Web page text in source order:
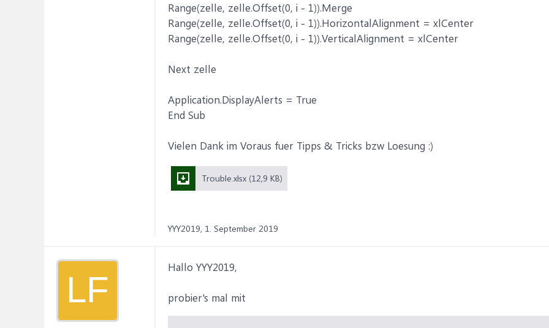
Range(zelle, zelle.Offset(0, i - 1)).Merge
Range(zelle, zelle.Offset(0, i - 1)).HorizontalAlignment = xlCenter
Range(zelle, zelle.Offset(0, i - 1)).VerticalAlignment = xlCenter
Next zelle
Application.DisplayAlerts = True
End Sub
Vielen Dank im Voraus fuer Tipps & Tricks bzw Loesung :)
Trouble.xlsx (12,9 KB)
YYY2019, 1. September 2019
LF
Hallo YYY2019,
probier's mal mit